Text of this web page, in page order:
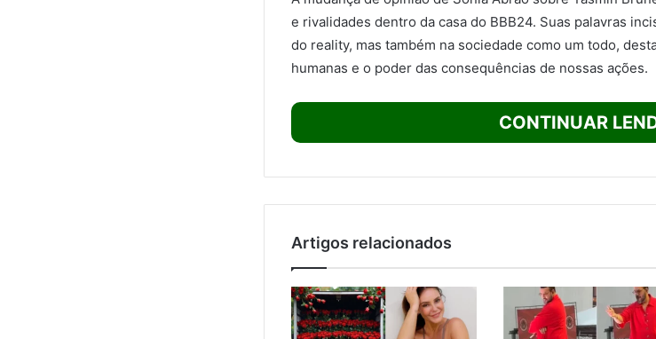
e rivalidades dentro da casa do BBB24. Suas palavras
do reality, mas também na sociedade como um todo,
humanas e o poder das consequências de nossas ações.
CONTINUAR
Artigos relacionados